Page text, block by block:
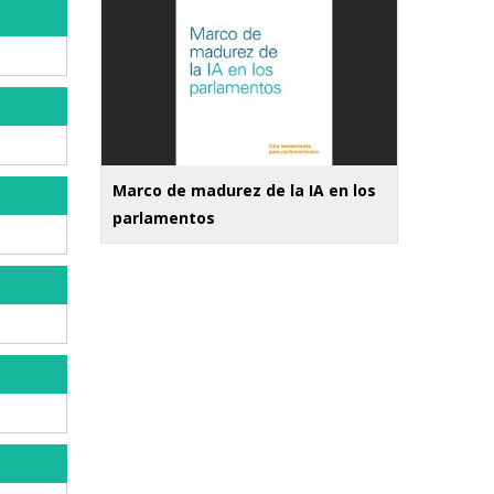
Marco de madurez de la IA en los
parlamentos